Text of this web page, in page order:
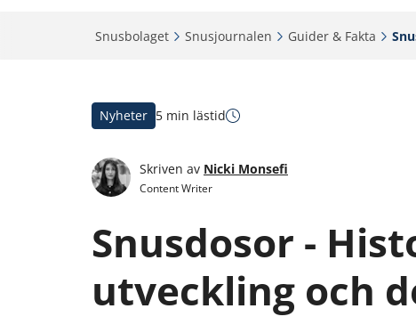
Snusbolaget‎ Snusjournalen‎ Guider & Fakta‎
Nyheter 5 min lästid
Skriven av Nicki Monsefi
Content Writer
Snusdosor -
utveckling och